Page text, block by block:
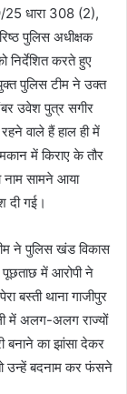
25 धारा 308 (2),
पुलिस अधीक्षक
निर्देशित करते हुए
पुलिस टीम ने उक्त
उवेश पुत्र सगीर
वाले हैं हाल ही में
में किराए के तौर
नाम सामने आया
दी गई।
ने पुलिस खंड विकास
में आरोपी ने
बस्ती थाना गाजीपुर
में अलग-अलग राज्यों
बनाने का झांसा देकर
उन्हें बदनाम कर फंसने